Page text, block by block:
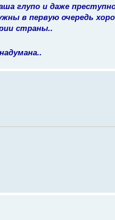
глупо и даже
в первую очередь
страны..